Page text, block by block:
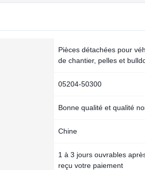
Pièces détachées pour
de chantier, pelles et
05204-50300
Bonne qualité et qualité
Chine
1 à 3 jours ouvrables
reçu votre paiement